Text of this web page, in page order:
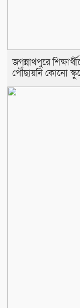
জগন্নাথপুরে
পৌঁছায়নি কোনো